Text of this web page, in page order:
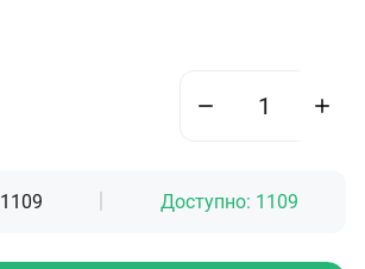
1109 Доступно: 1109